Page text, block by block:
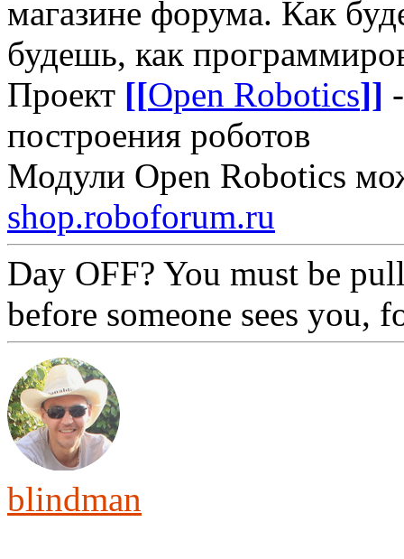
магазине форума. Как
будешь, как
Проект [[Open Robotics]]
построения роботов
Модули Open Robotics
shop.roboforum.ru
Day OFF? You must be
before someone sees you,
blindman